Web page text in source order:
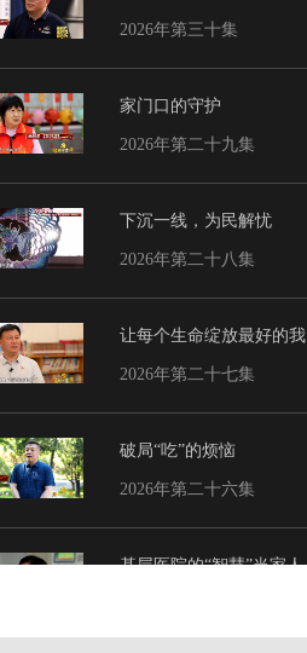
2026年第三十集
家门口的守护
2026年第二十九集
下沉一线，为民解忧
2026年第二十八集
让每个生命绽放最好的我
2026年第二十七集
破局“吃”的烦恼
2026年第二十六集
基层医院的“智慧”当家人